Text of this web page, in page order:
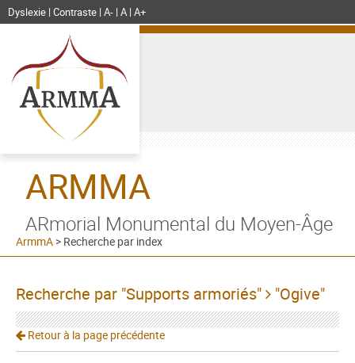
Dyslexie Contraste A- A A+
ARMMA
ARmorial Monumental du Moyen-Âge
ArmmA > Recherche par index
Recherche par "Supports armoriés" "Ogive"
Retour à la page précédente